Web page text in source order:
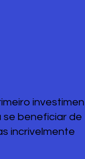
se beneficiar de
incrivelmente